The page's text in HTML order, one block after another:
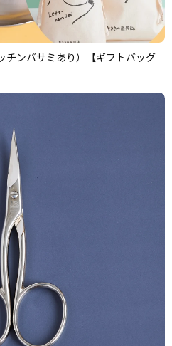
チンバサミあり）【ギフトバッグ